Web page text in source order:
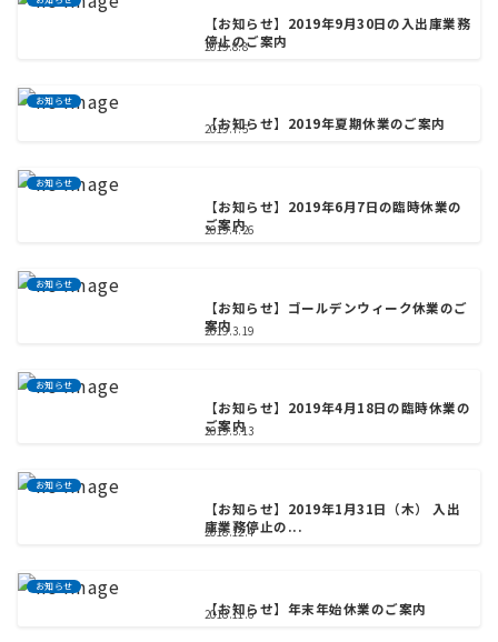
【お知らせ】2019年9月30日の入出庫業務
停止のご案内
2019.8.8
お知らせ
【お知らせ】2019年夏期休業のご案内
2019.7.5
お知らせ
【お知らせ】2019年6月7日の臨時休業の
ご案内
2019.4.26
お知らせ
【お知らせ】ゴールデンウィーク休業のご
案内
2019.3.19
お知らせ
【お知らせ】2019年4月18日の臨時休業の
ご案内
2019.3.13
お知らせ
【お知らせ】2019年1月31日（木） 入出
庫業務停止の...
2018.12.4
お知らせ
【お知らせ】年末年始休業のご案内
2018.11.6